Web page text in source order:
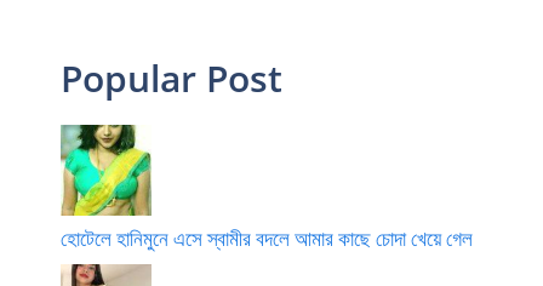
Popular Post
হোটেলে হানিমুনে এসে স্বামীর বদলে আমার কাছে চোদা খেয়ে গেল